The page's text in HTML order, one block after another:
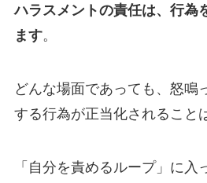
ハラスメントの責任は、行為
ます。
どんな場面であっても、怒鳴
する行為が正当化されること
「自分を責めるループ」に入